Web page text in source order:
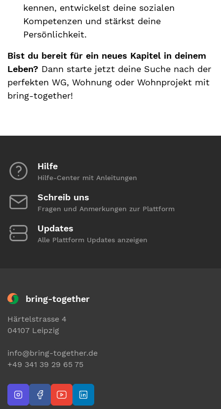
kennen, entwickelst deine sozialen
Kompetenzen und stärkst deine
Persönlichkeit.
Bist du bereit für ein neues Kapitel in deinem
Leben? Dann starte jetzt deine Suche nach der
perfekten WG, Wohnung oder Wohnprojekt mit
bring-together!
Hilfe
Hilfe-Center mit Anleitungen
Schreib uns
Fragen und Anmerkungen zur Plattform
Updates
Alle Plattform Updates anzeigen
bring-together
Härtelstrasse 4
04107 Leipzig
info@bring-together.de
+49 341 39 29 65 75